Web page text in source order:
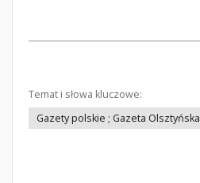
Temat i słowa kluczowe:
Gazety polskie ; Gazeta Olsztyńska